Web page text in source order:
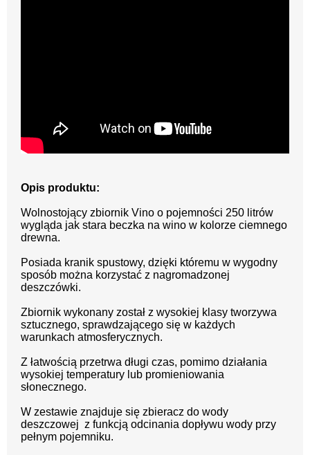
Opis produktu:
Wolnostojący zbiornik Vino o pojemności 250 litrów
wygląda jak stara beczka na wino w kolorze ciemnego
drewna.
Posiada kranik spustowy, dzięki któremu w wygodny
sposób można korzystać z nagromadzonej
deszczówki.
Zbiornik wykonany został z wysokiej klasy tworzywa
sztucznego, sprawdzającego się w każdych
warunkach atmosferycznych.
Z łatwością przetrwa długi czas, pomimo działania
wysokiej temperatury lub promieniowania
słonecznego.
W zestawie znajduje się zbieracz do wody
deszczowej z funkcją odcinania dopływu wody przy
pełnym pojemniku.